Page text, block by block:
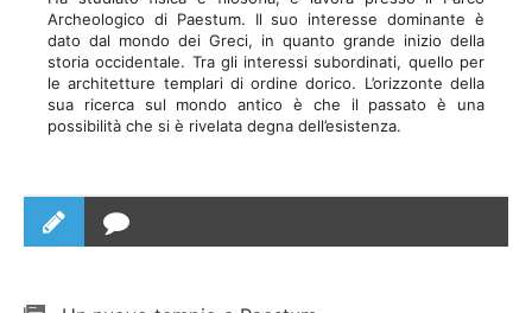
Archeologico di Paestum. Il suo interesse dominante è
dato dal mondo dei Greci, in quanto grande inizio della
storia occidentale. Tra gli interessi subordinati, quello per
le architetture templari di ordine dorico. L’orizzonte della
sua ricerca sul mondo antico è che il passato è una
possibilità che si è rivelata degna dell’esistenza.